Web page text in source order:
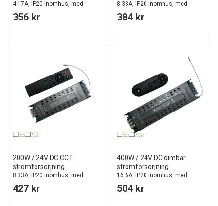
4.17A, IP20 inomhus, med
fjärrkontroll, flimmerfri
356 kr
8.33A, IP20 inomhus, med
fjärrkontroll, flimmerfri
384 kr
200W / 24V DC CCT
strömförsörjning
8.33A, IP20 inomhus, med
fjärrkontroll, flimmerfri
427 kr
400W / 24V DC dimbar
strömförsörjning
16.6A, IP20 inomhus, med
fjärrkontroll
504 kr